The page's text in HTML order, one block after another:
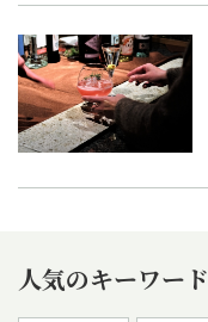
人気のキーワード